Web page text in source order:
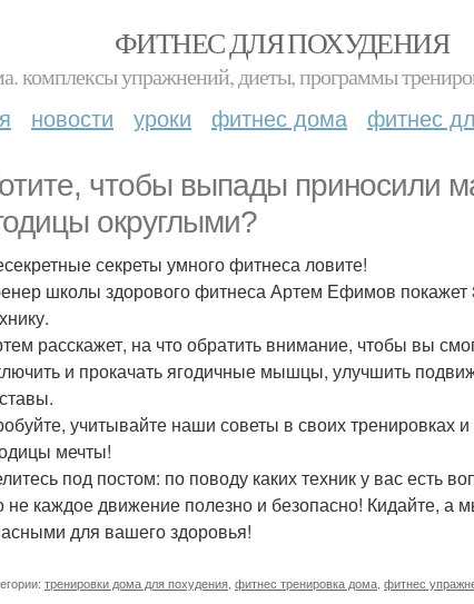
ФИТНЕС ДЛЯ ПОХУДЕНИЯ
комплексы упражнений, диеты, программы
новости уроки фитнес дома фитнес
чтобы выпады приносили
округлыми?
секреты умного фитнеса ловите!
школы здорового фитнеса Артем Ефимов покажет
расскажет, на что обратить внимание, чтобы вы
и прокачать ягодичные мышцы, улучшить
учитывайте наши советы в своих тренировках
мечты!
под постом: по поводу каких техник у вас есть
не каждое движение полезно и безопасно! Кидайте, а
для вашего здоровья!
тренировки дома для похудения фитнес тренировка дома фитнес